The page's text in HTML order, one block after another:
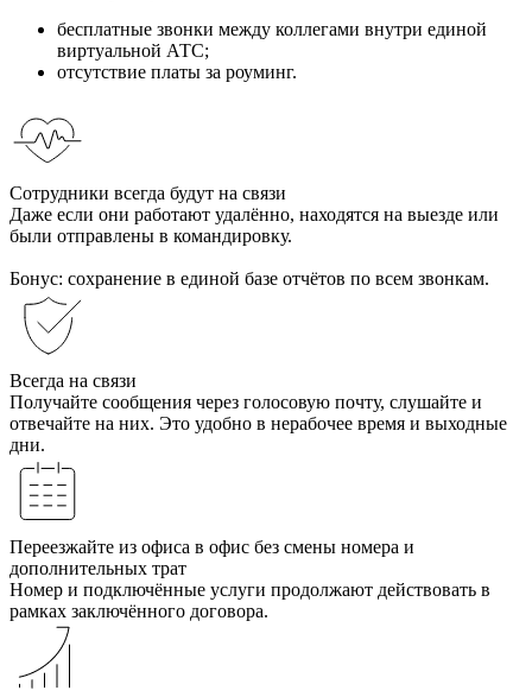
бесплатные звонки между коллегами внутри единой
виртуальной АТС;
отсутствие платы за роуминг.
Сотрудники всегда будут на связи
Даже если они работают удалённо, находятся на выезде или
были отправлены в командировку.
Бонус: сохранение в единой базе отчётов по всем звонкам.
Всегда на связи
Получайте сообщения через голосовую почту, слушайте и
отвечайте на них. Это удобно в нерабочее время и выходные
дни.
Переезжайте из офиса в офис без смены номера и
дополнительных трат
Номер и подключённые услуги продолжают действовать в
рамках заключённого договора.